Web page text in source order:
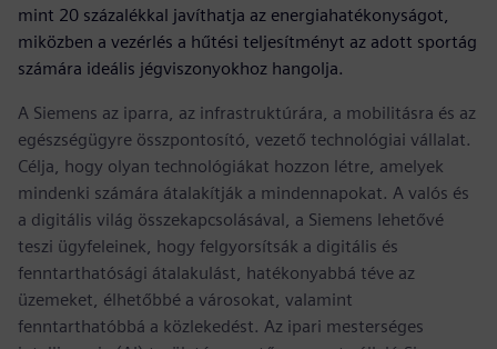
mint 20 százalékkal javíthatja az energiahatékonyságot,
miközben a vezérlés a hűtési teljesítményt az adott sportág
számára ideális jégviszonyokhoz hangolja.
A Siemens az iparra, az infrastruktúrára, a mobilitásra és az
egészségügyre összpontosító, vezető technológiai vállalat.
Célja, hogy olyan technológiákat hozzon létre, amelyek
mindenki számára átalakítják a mindennapokat. A valós és
a digitális világ összekapcsolásával, a Siemens lehetővé
teszi ügyfeleinek, hogy felgyorsítsák a digitális és
fenntarthatósági átalakulást, hatékonyabbá téve az
üzemeket, élhetőbbé a városokat, valamint
fenntarthatóbbá a közlekedést. Az ipari mesterséges